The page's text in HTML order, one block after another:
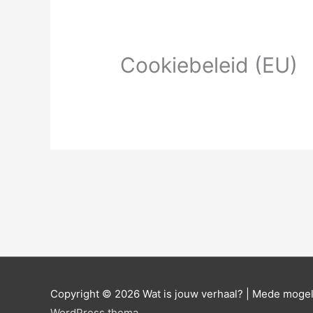
Cookiebeleid (EU)
Copyright © 2026 Wat is jouw verhaal? | Mede